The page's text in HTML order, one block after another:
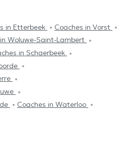
in Etterbeek
Coaches in Vorst
Woluwe-Saint-Lambert
in Schaerbeek
Coaches in Waterloo